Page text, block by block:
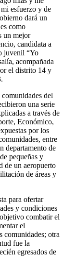
esfuerzo y de
dará un
como
un mejor
candidata a
juvenil “Yo
acompañada
el distrito 14 y
del
una serie
a través de
Económico,
por los
entre
departamento de
pequeñas y
de un aeropuerto
de áreas y
para ofertar
y condiciones
combatir el
el
comunidades; otra
fue la
egresados de